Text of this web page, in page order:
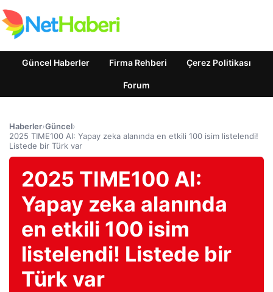
Güncel Haberler Firma Rehberi Çerez Politikası
Forum
Haberler›Güncel›
2025 TIME100 AI: Yapay zeka alanında en etkili 100 isim listelendi!
Listede bir Türk var
2025 TIME100 AI:
Yapay zeka alanında
en etkili 100 isim
listelendi! Listede bir
Türk var